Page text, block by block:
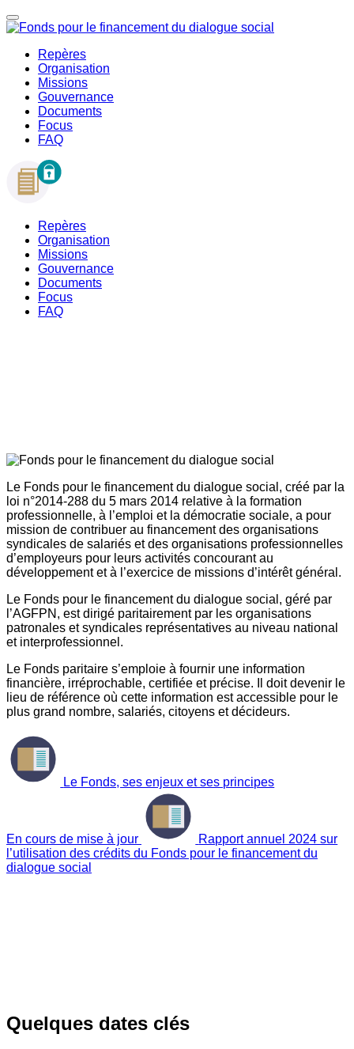
Repères
Organisation
Missions
Gouvernance
Documents
Focus
FAQ
Repères
Organisation
Missions
Gouvernance
Documents
Focus
FAQ
Le Fonds pour le financement du dialogue social, créé par la
loi n°2014-288 du 5 mars 2014 relative à la formation
professionnelle, à l’emploi et la démocratie sociale, a pour
mission de contribuer au financement des organisations
syndicales de salariés et des organisations professionnelles
d’employeurs pour leurs activités concourant au
développement et à l’exercice de missions d’intérêt général.
Le Fonds pour le financement du dialogue social, géré par
l’AGFPN, est dirigé paritairement par les organisations
patronales et syndicales représentatives au niveau national
et interprofessionnel.
Le Fonds paritaire s’emploie à fournir une information
financière, irréprochable, certifiée et précise. Il doit devenir le
lieu de référence où cette information est accessible pour le
plus grand nombre, salariés, citoyens et décideurs.
Le Fonds, ses enjeux et ses principes
En cours de mise à jour
Rapport annuel 2024 sur
l’utilisation des crédits du Fonds pour le financement du
dialogue social
Quelques dates clés